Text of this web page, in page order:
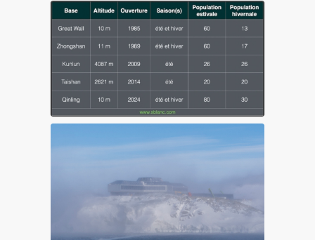
Bases de la Chine en Antarctique
La base scientifique chinoise Qinling en
mer de Ross, Antarctique